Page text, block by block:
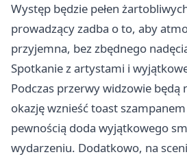
Występ będzie pełen
prowadzący zadba o to, aby
przyjemna, bez zbędnego
Spotkanie z artystami i
Podczas przerwy widzowie będą
okazję wznieść toast
pewnością doda wyjątkowego
wydarzeniu. Dodatkowo, na